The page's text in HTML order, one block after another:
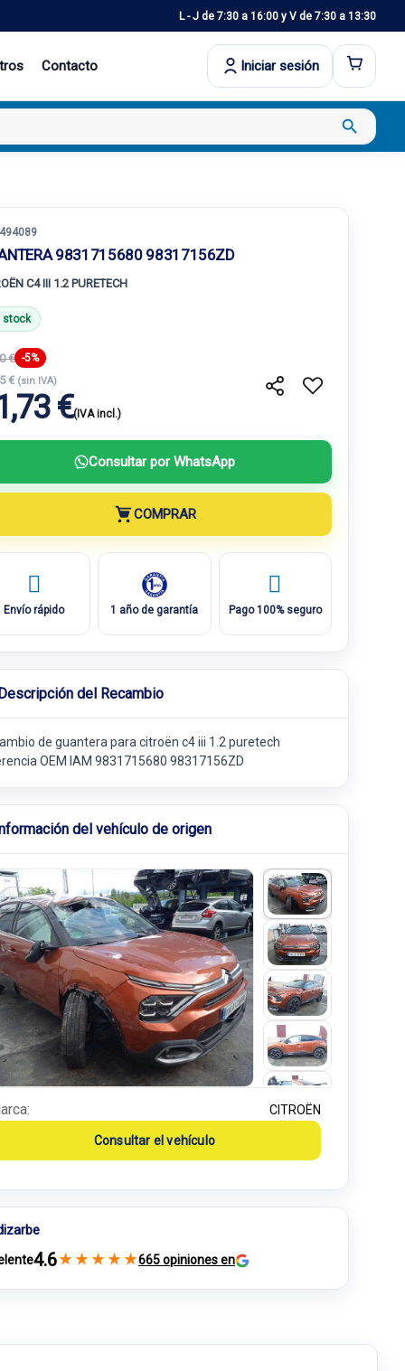
L - J de 7:30 a 16:00 y V de 7:30 a 13:30
Contacto Iniciar sesión
search
9831715680 98317156ZD
C4 III 1.2 PURETECH
stock
€ -5%
€ (sin IVA)
€(IVA incl.)
Consultar por WhatsApp
COMPRAR
Envío rápido 1 año de garantía Pago 100% seguro
del Recambio
de guantera para citroën c4 iii 1.2 puretech
OEM IAM 9831715680 98317156ZD
del vehículo de origen
CITROËN
Consultar el vehículo
4.6★ ★ ★ ★ ★665 opiniones en